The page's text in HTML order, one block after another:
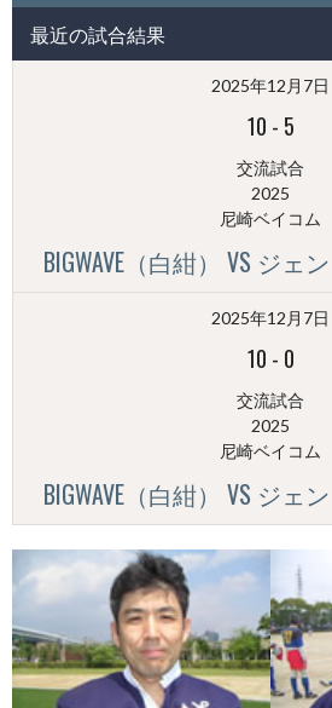
投
（月
最近の試合結果
2025年12月7日
10 - 5
交流試合
2025
尼崎ベイコム
BIGWAVE（白紺） VS ジ
2025年12月7日
10 - 0
交流試合
2025
尼崎ベイコム
BIGWAVE（白紺） VS ジ